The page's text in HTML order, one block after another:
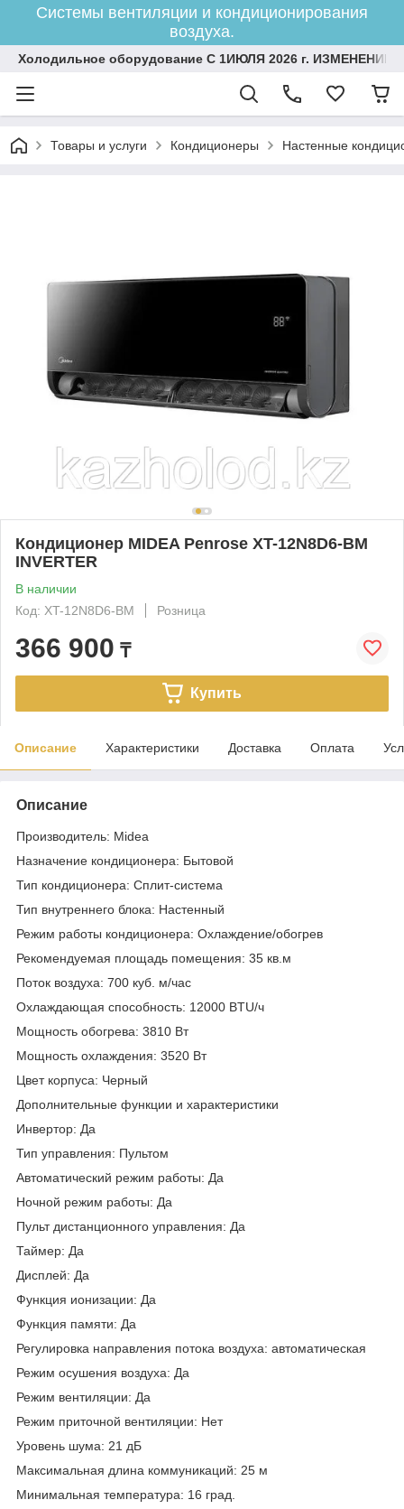
Системы вентиляции и кондиционирования
воздуха.
Холодильное оборудование С 1ИЮЛЯ 2026 г.
Товары и услуги Кондиционеры Настенные
Кондиционер MIDEA Penrose XT-12N8D6-BM
INVERTER
В наличии
Код: XT-12N8D6-BM
Розница
366 900 ₸
Купить
Описание Характеристики Доставка Оплата
Описание
Производитель: Midea
Назначение кондиционера: Бытовой
Тип кондиционера: Сплит-система
Тип внутреннего блока: Настенный
Режим работы кондиционера: Охлаждение/обогрев
Рекомендуемая площадь помещения: 35 кв.м
Поток воздуха: 700 куб. м/час
Охлаждающая способность: 12000 BTU/ч
Мощность обогрева: 3810 Вт
Мощность охлаждения: 3520 Вт
Цвет корпуса: Черный
Дополнительные функции и характеристики
Инвертор: Да
Тип управления: Пультом
Автоматический режим работы: Да
Ночной режим работы: Да
Пульт дистанционного управления: Да
Таймер: Да
Дисплей: Да
Функция ионизации: Да
Функция памяти: Да
Регулировка направления потока воздуха: автоматическая
Режим осушения воздуха: Да
Режим вентиляции: Да
Режим приточной вентиляции: Нет
Уровень шума: 21 дБ
Максимальная длина коммуникаций: 25 м
Минимальная температура: 16 град.